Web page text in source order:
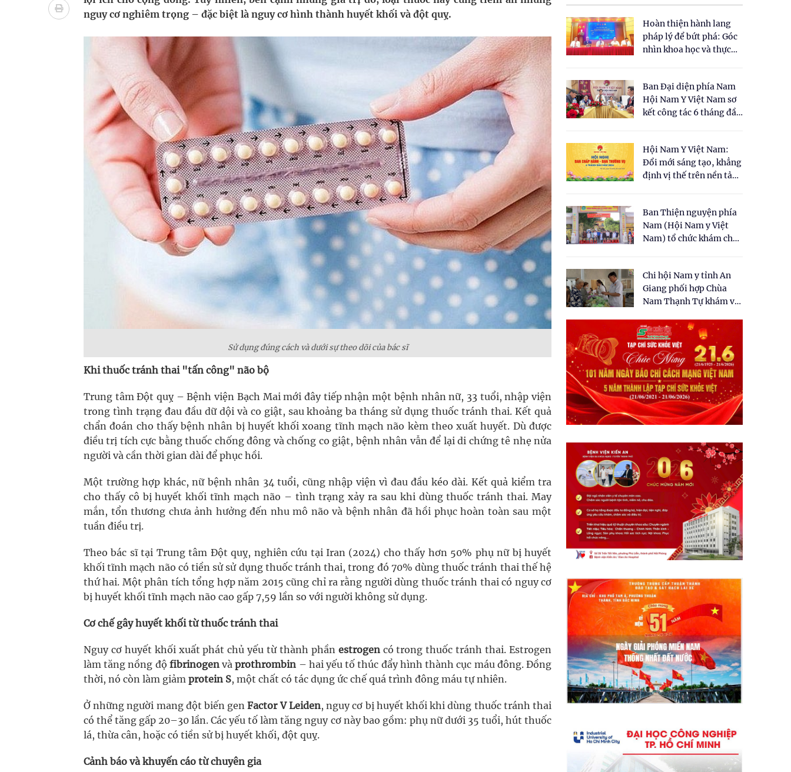
Ung thư thận: Nguy hiểm vì tiến triển quá âm thầm
Tiếp tục rà soát, triển khai các nhiệm vụ trong lĩnh vực cấp cứu, điều trị đột quỵ
Lâm Đồng: Quyết tâm đưa sân bay Liên Khương trở lại khai thác vào ngày 19/8
Tác Dụng Chống Kết Tập Tiểu Cầu Và Chống Đông Máu Của Các Loài Nhân Sâm (Panax Spp.): Tổng
Quan Bằng Chứng Dược Lý Và Cơ Chế Phân Tử
Xây dựng bản đồ mạng lưới cấp cứu ngoại viện toàn quốc
nguy cơ nghiêm trọng – đặc biệt là nguy cơ hình thành huyết khối và đột quỵ.
Sử dụng đúng cách và dưới sự theo dõi của bác sĩ
Khi thuốc tránh thai "tấn công" não bộ
Trung tâm Đột quỵ – Bệnh viện Bạch Mai mới đây tiếp nhận một bệnh nhân nữ, 33 tuổi, nhập viện
trong tình trạng đau đầu dữ dội và co giật, sau khoảng ba tháng sử dụng thuốc tránh thai. Kết quả
chẩn đoán cho thấy bệnh nhân bị huyết khối xoang tĩnh mạch não kèm theo xuất huyết. Dù được
điều trị tích cực bằng thuốc chống đông và chống co giật, bệnh nhân vẫn để lại di chứng tê nhẹ nửa
người và cần thời gian dài để phục hồi.
Một trường hợp khác, nữ bệnh nhân 34 tuổi, cũng nhập viện vì đau đầu kéo dài. Kết quả kiểm tra
cho thấy cô bị huyết khối tĩnh mạch não – tình trạng xảy ra sau khi dùng thuốc tránh thai. May
mắn, tổn thương chưa ảnh hưởng đến nhu mô não và bệnh nhân đã hồi phục hoàn toàn sau một
tuần điều trị.
Theo bác sĩ tại Trung tâm Đột quỵ, nghiên cứu tại Iran (2024) cho thấy hơn 50% phụ nữ bị huyết
khối tĩnh mạch não có tiền sử sử dụng thuốc tránh thai, trong đó 70% dùng thuốc tránh thai thế hệ
thứ hai. Một phân tích tổng hợp năm 2015 cũng chỉ ra rằng người dùng thuốc tránh thai có nguy cơ
bị huyết khối tĩnh mạch não cao gấp 7,59 lần so với người không sử dụng.
Cơ chế gây huyết khối từ thuốc tránh thai
Nguy cơ huyết khối xuất phát chủ yếu từ thành phần estrogencó trong thuốc tránh thai. Estrogen
làm tăng nồng độ fibrinogenvàprothrombin – hai yếu tố thúc đẩy hình thành cục máu đông. Đồng
thời, nó còn làm giảm protein S, một chất có tác dụng ức chế quá trình đông máu tự nhiên.
Ở những người mang đột biến genFactor V Leiden, nguy cơ bị huyết khối khi dùng thuốc tránh thai
có thể tăng gấp 20–30 lần. Các yếu tố làm tăng nguy cơ này bao gồm: phụ nữ dưới 35 tuổi, hút thuốc
lá, thừa cân, hoặc có tiền sử bị huyết khối, đột quỵ.
Cảnh báo và khuyến cáo từ chuyên gia
Hoàn thiện hành lang
pháp lý để bứt phá: Góc
nhìn khoa học và thực
cho Luật Y dược cổ
truyền Việt Nam"
Ban Đại diện phía Nam
Hội Nam Y Việt Nam sơ
kết công tác 6 tháng đầu
Hội Nam Y Việt Nam:
Đổi mới sáng tạo, khẳng
định vị thế trên nền tảng
Ban Thiện nguyện phía
Nam (Hội Nam y Việt
Nam) tổ chức khám chữa
dân tại xã Tân Tập
Chi hội Nam y tỉnh An
Giang phối hợp Chùa
Nam Thạnh Tự khám và
nhân dân